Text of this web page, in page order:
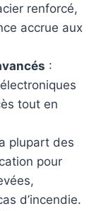
renforcé,
accrue aux
:
tout en
plupart des
pour
d’incendie.